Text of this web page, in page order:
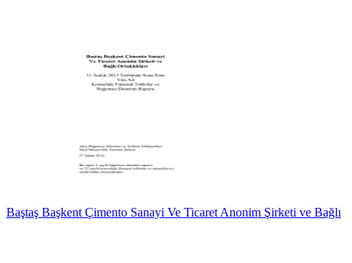
Baştaş Başkent Çimento Sanayi Ve Ticaret Anonim Şirketi ve Bağlı